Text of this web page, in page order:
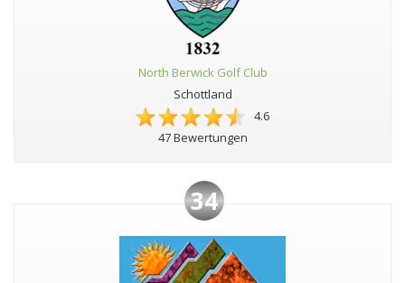
North Berwick Golf Club
Schottland
4.6
47 Bewertungen
34